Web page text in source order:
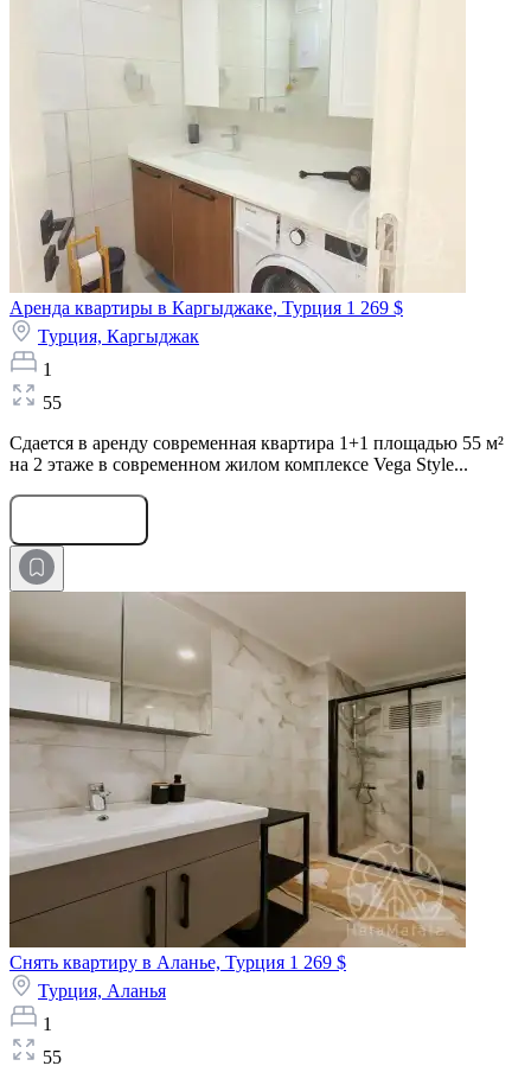
Аренда квартиры в Каргыджаке, Турция 1 269 $
Турция, Каргыджак
1
55
Сдается в аренду современная квартира 1+1 площадью 55 м²
на 2 этаже в современном жилом комплексе Vega Style...
Снять квартиру в Аланье, Турция 1 269 $
Турция, Аланья
1
55